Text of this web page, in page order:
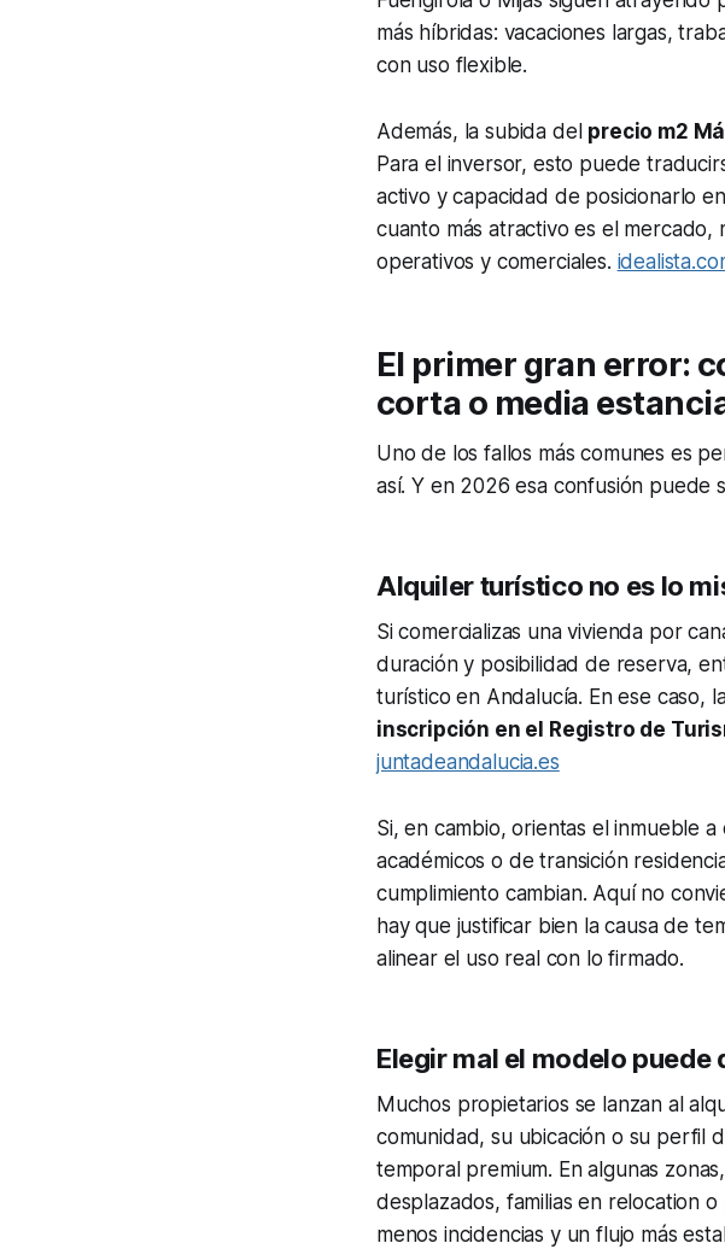
más híbridas: vacaciones largas,
con uso flexible.
Además, la subida del precio m2
Para el inversor, esto puede
activo y capacidad de posicionarlo
cuanto más atractivo es el
operativos y comerciales.
El primer gran error:
corta o media
Uno de los fallos más comunes es
así. Y en 2026 esa confusión puede
Alquiler turístico no es lo
Si comercializas una vivienda por
duración y posibilidad de reserva,
turístico en Andalucía. En ese caso,
inscripción en el Registro de
juntadeandalucia.es
Si, en cambio, orientas el inmueble
académicos o de transición
cumplimiento cambian. Aquí no
hay que justificar bien la causa de
alinear el uso real con lo firmado.
Elegir mal el modelo puede
Muchos propietarios se lanzan al
comunidad, su ubicación o su perfil
temporal premium. En algunas
desplazados, familias en relocation
menos incidencias y un flujo más